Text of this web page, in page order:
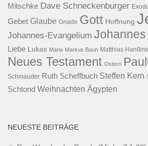
Mitschke Dave Schneckenburger
Gebet Glaube Gnade Gott Hoffnung
Johannes-Evangelium
Liebe Lukas Maria Markus Baun Matthias
Neues Testament Ostern
Schmauder Ruth Scheffbuch Steffen Kern
Schtond Weihnachten Ägypten
NEUESTE BEITRÄGE